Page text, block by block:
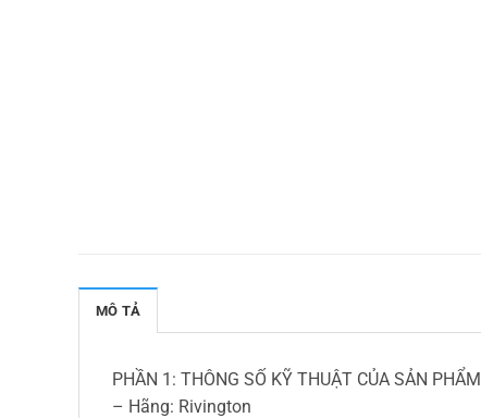
MÔ TẢ
PHẦN 1: THÔNG SỐ KỸ THUẬT CỦA SẢN PHẨM
– Hãng: Rivington